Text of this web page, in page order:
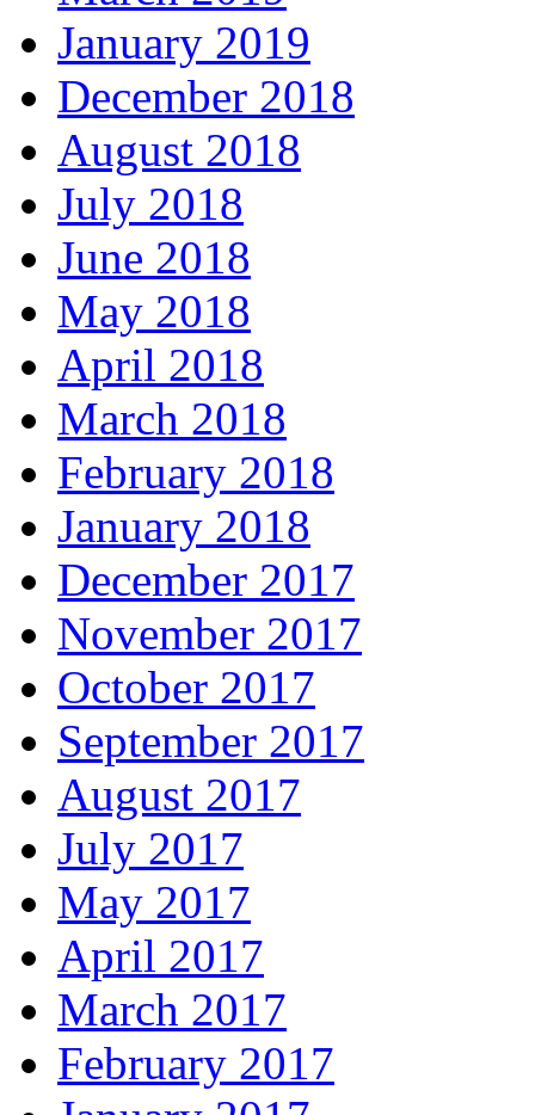
January 2019
December 2018
August 2018
July 2018
June 2018
May 2018
April 2018
March 2018
February 2018
January 2018
December 2017
November 2017
October 2017
September 2017
August 2017
July 2017
May 2017
April 2017
March 2017
February 2017